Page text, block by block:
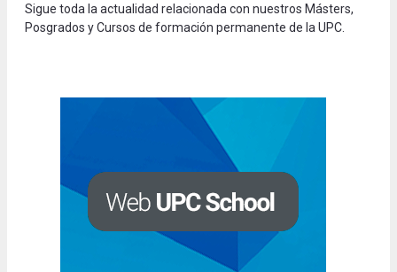
Sigue toda la actualidad relacionada con nuestros Másters,
Posgrados y Cursos de formación permanente de la UPC.